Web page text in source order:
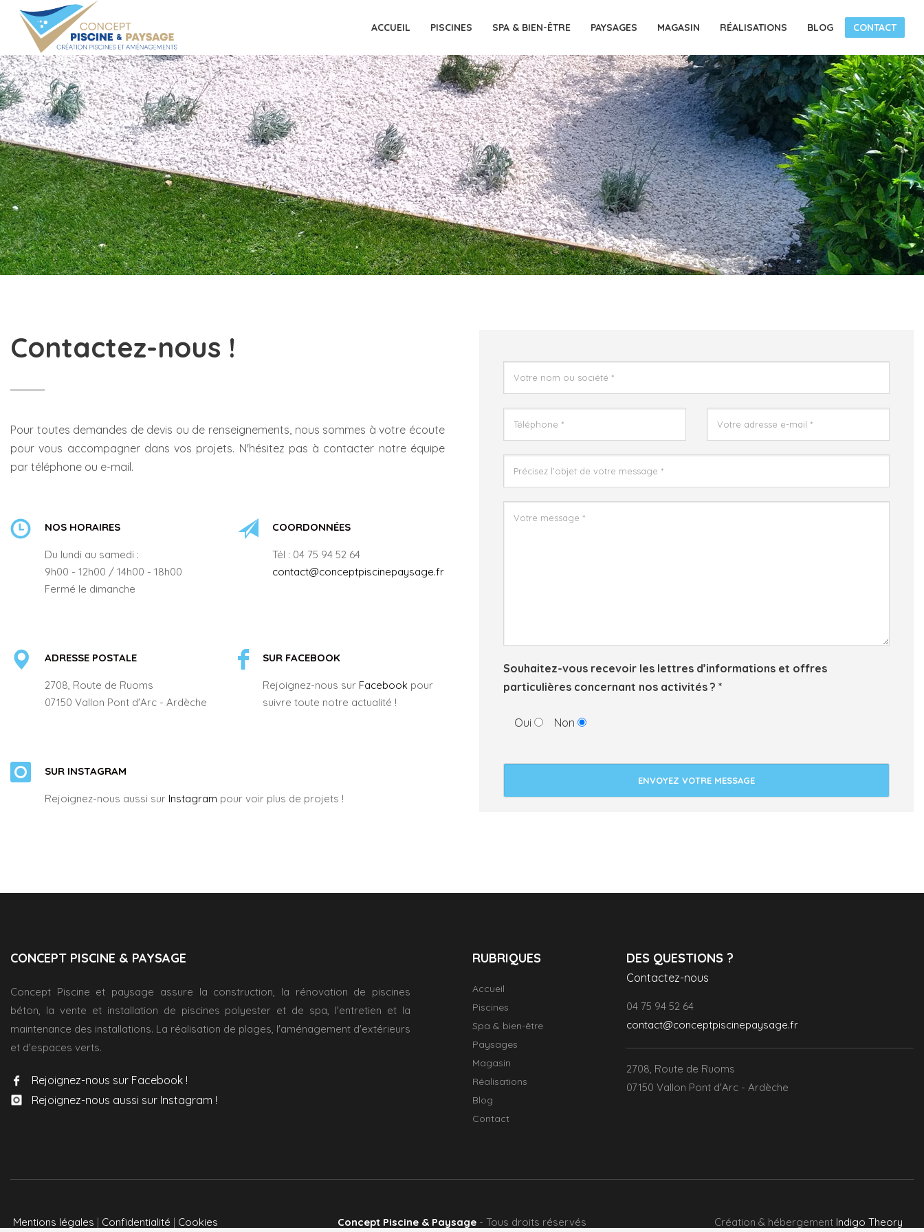
ACCUEIL PISCINES SPA & BIEN-ÊTRE PAYSAGES MAGASIN RÉALISATIONS BLOG CONTACT
Contactez-nous !
Pour toutes demandes de devis ou de renseignements, nous sommes à votre écoute
pour vous accompagner dans vos projets. N'hésitez pas à contacter notre équipe
par téléphone ou e-mail.
NOS HORAIRES
Du lundi au samedi :
9h00 - 12h00 / 14h00 - 18h00
Fermé le dimanche
COORDONNÉES
Tél : 04 75 94 52 64
contact@conceptpiscinepaysage.fr
ADRESSE POSTALE
2708, Route de Ruoms
07150 Vallon Pont d'Arc - Ardèche
SUR FACEBOOK
Rejoignez-nous sur Facebook pour
suivre toute notre actualité !
SUR INSTAGRAM
Rejoignez-nous aussi sur Instagram pour voir plus de projets !
Souhaitez-vous recevoir les lettres d’informations et offres
particulières concernant nos activités ? *
Oui Non
CONCEPT PISCINE & PAYSAGE
Concept Piscine et paysage assure la construction, la rénovation de piscines
béton, la vente et installation de piscines polyester et de spa, l'entretien et la
maintenance des installations. La réalisation de plages, l'aménagement d'extérieurs
et d'espaces verts.
Rejoignez-nous sur Facebook !
Rejoignez-nous aussi sur Instagram !
RUBRIQUES
Accueil
Piscines
Spa & bien-être
Paysages
Magasin
Réalisations
Blog
Contact
DES QUESTIONS ?
Contactez-nous
04 75 94 52 64
contact@conceptpiscinepaysage.fr
2708, Route de Ruoms
07150 Vallon Pont d'Arc - Ardèche
Mentions légales | Confidentialité | Cookies Concept Piscine & Paysage - Tous droits réservés Création & hébergement Indigo Theory